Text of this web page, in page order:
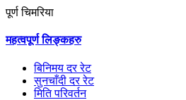
पूर्ण चिमरिया
महत्वपूर्ण लिङ्कहरु
बिनिमय दर रेट
सुनचाँदी दर रेट
मिति परिवर्तन